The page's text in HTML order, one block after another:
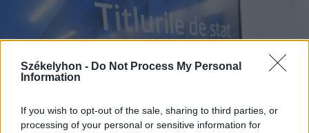
Székelyhon - Do Not Process My Personal
Information
If you wish to opt-out of the sale, sharing to third parties, or
processing of your personal or sensitive information for